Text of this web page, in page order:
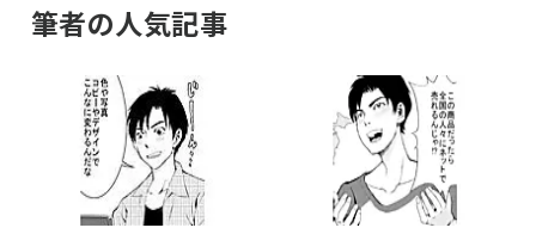
筆者の人気記事